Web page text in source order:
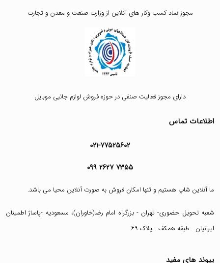
مجوز نماد کسب وکار های آنلاین از وزارت صنعت و معدن و تجارت
دارای مجوز فعالیت صنفی در حوزه فروش لوازم جانبی موبایل
اطلاعات تماس
۰۲۱-۷۷۵۲۵۶۰۲
۰۹۹ ۲۶۲۷ ۷۳۵۵
ما آنلاین شاپ هستیم و تنها امکان فروش به صورت آنلاین محیا می باشد.
شعبه تحویل حضوری- تهران - بزرگراه امام رضا(خاوران)، مسعودیه -پاساژ اطمینان
ایرانیان - طبقه همکف - پلاک ۶۹
پیوند های مفید